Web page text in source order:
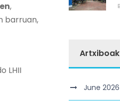
,
barruan,
LHII
Artxiboak
June 2026